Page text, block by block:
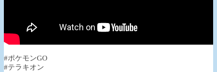
#ポケモンGO
#テラキオン